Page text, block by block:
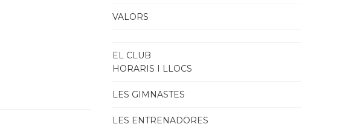
VALORS
EL CLUB
HORARIS I LLOCS
LES GIMNASTES
LES ENTRENADORES